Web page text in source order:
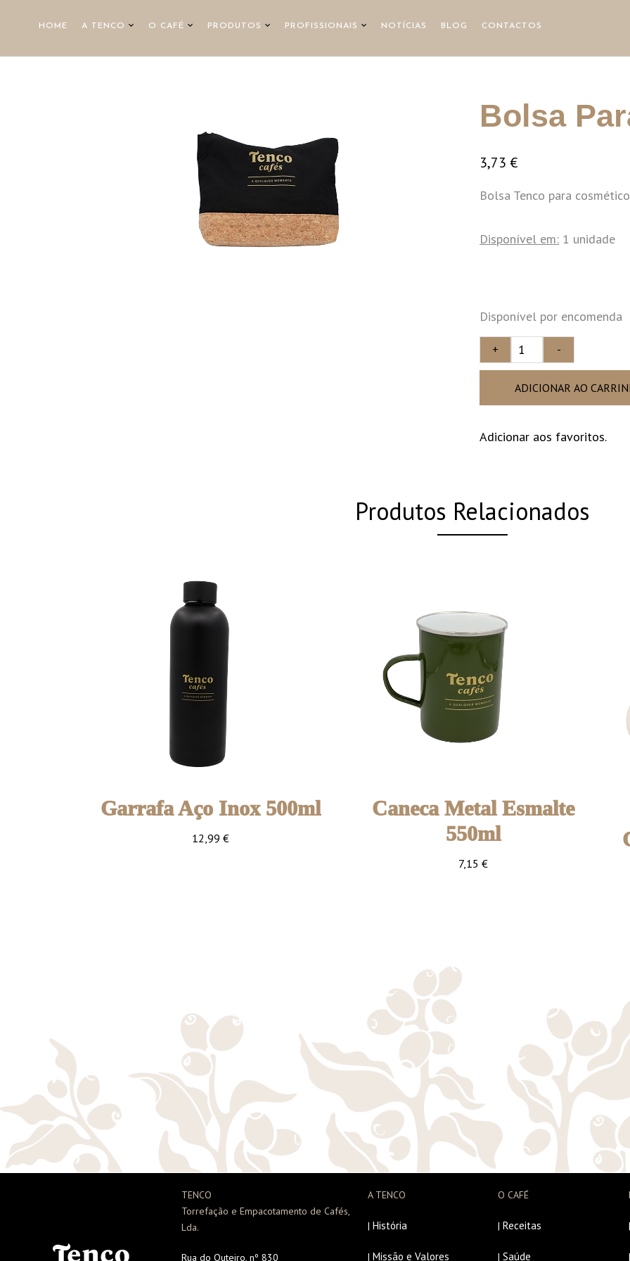
HOME A TENCO O CAFÉ PRODUTOS PROFISSIONAIS NOTÍCIAS BLOG CONTACTOS
Bolsa
3,73 €
Bolsa Tenco para
Disponível em: 1 unidade
Disponível por encomenda
+ -
ADICIONAR AO
Adicionar aos favoritos.
Produtos Relacionados
Garrafa Aço Inox 500ml
12,99 €
Caneca Metal Esmalte
550ml
7,15 €
TENCO
Torrefação e Empacotamento de Cafés,
Lda.
Rua do Outeiro, nº 830
A TENCO
|História
|Missão e Valores
O CAFÉ
|Receitas
|Saúde